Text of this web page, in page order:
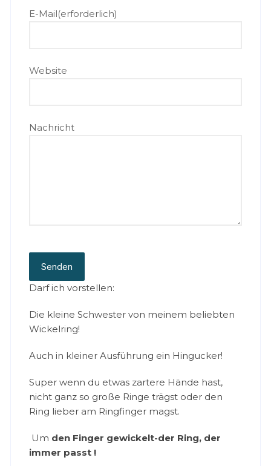
E-Mail(erforderlich)
Website
Nachricht
Senden
Darf ich vorstellen:
Die kleine Schwester von meinem beliebten
Wickelring!
Auch in kleiner Ausführung ein Hingucker!
Super wenn du etwas zartere Hände hast,
nicht ganz so große Ringe trägst oder den
Ring lieber am Ringfinger magst.
Um den Finger gewickelt-der Ring, der
immer passt !